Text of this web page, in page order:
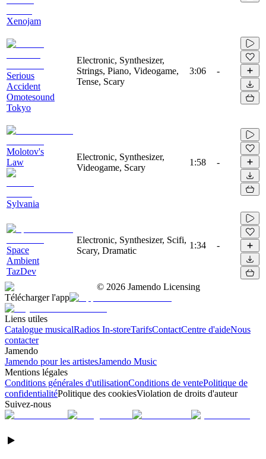
Xenojam
Serious
Accident
Omotesound
Tokyo
Electronic, Synthesizer,
Strings, Piano, Videogame,
Tense, Scary
3:06 -
Molotov's
Law
Sylvania
Electronic, Synthesizer,
Videogame, Scary
1:58 -
Space
Ambient
TazDev
Electronic, Synthesizer, Scifi,
Scary, Dramatic
1:34 -
© 2026 Jamendo Licensing
Télécharger l'app
Liens utiles
Catalogue musicalRadios In-storeTarifsContactCentre d'aideNous
contacter
Jamendo
Jamendo pour les artistesJamendo Music
Mentions légales
Conditions générales d'utilisationConditions de ventePolitique de
confidentialitéPolitique des cookiesViolation de droits d'auteur
Suivez-nous